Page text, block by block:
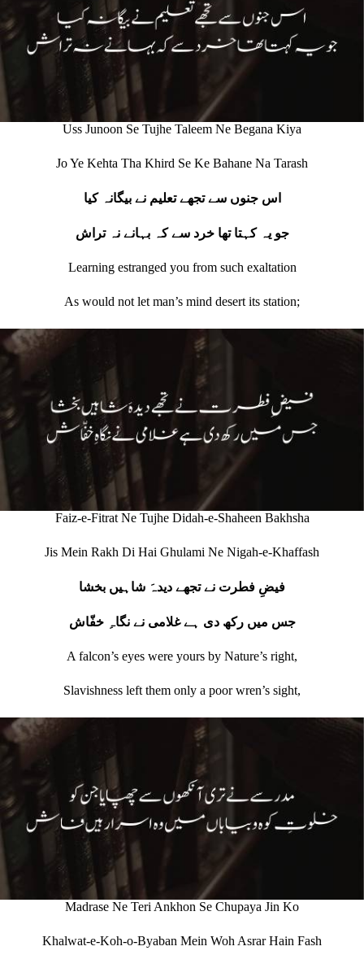
Uss Junoon Se Tujhe Taleem Ne Begana Kiya
Jo Ye Kehta Tha Khird Se Ke Bahane Na Tarash
اس جنوں سے تجھے تعلیم نے بیگانہ کیا
جو یہ کہتا تھا خرد سے کہ بہانے نہ تراش
Learning estranged you from such exaltation
As would not let man’s mind desert its station;
Faiz-e-Fitrat Ne Tujhe Didah-e-Shaheen Bakhsha
Jis Mein Rakh Di Hai Ghulami Ne Nigah-e-Khaffash
فیضِ فطرت نے تجھے دیدہَ شاہیں بخشا
جس میں رکھ دی ہے غلامی نے نگاہِ خفّاش
A falcon’s eyes were yours by Nature’s right,
Slavishness left them only a poor wren’s sight,
Madrase Ne Teri Ankhon Se Chupaya Jin Ko
Khalwat-e-Koh-o-Byaban Mein Woh Asrar Hain Fash